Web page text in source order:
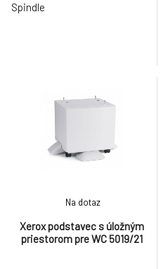
Spindle
Xerox podstavec s úložným
priestorom pre WC 5019/21
Na dotaz